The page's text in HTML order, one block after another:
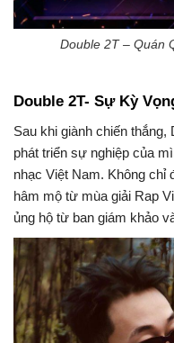
Double 2T – Quán
Double 2T- Sự Kỳ
Sau khi giành chiến
phát triển sự nghiệp của
nhạc Việt Nam. Không
hâm mộ từ mùa giải Rap
ủng hộ từ ban giám khảo